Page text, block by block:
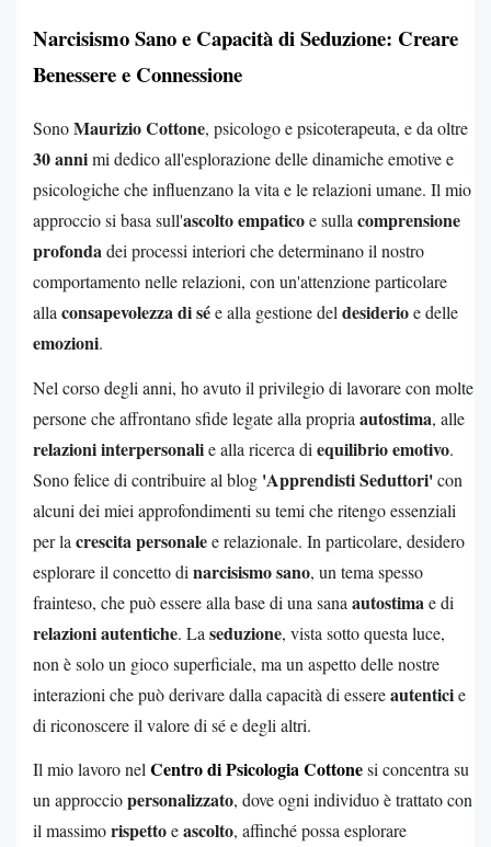
Narcisismo Sano e Capacità di Seduzione: Creare
Benessere e Connessione
SonoMaurizio Cottone, psicologo e psicoterapeuta, e da oltre
30 annimi dedico all'esplorazione delle dinamiche emotive e
psicologiche che influenzano la vita e le relazioni umane. Il mio
approccio si basa sull'ascolto empaticoe sulla comprensione
profondadei processi interiori che determinano il nostro
comportamento nelle relazioni, con un'attenzione particolare
alla consapevolezza di sée alla gestione del desiderioe delle
emozioni.
Nel corso degli anni, ho avuto il privilegio di lavorare con molte
persone che affrontano sfide legate alla propria autostima, alle
relazioni interpersonalie alla ricerca di equilibrio emotivo.
Sono felice di contribuire al blog 'Apprendisti Seduttori'con
alcuni dei miei approfondimenti su temi che ritengo essenziali
per la crescita personalee relazionale. In particolare, desidero
esplorare il concetto di narcisismo sano, un tema spesso
frainteso, che può essere alla base di una sana autostima e di
relazioni autentiche. La seduzione, vista sotto questa luce,
non è solo un gioco superficiale, ma un aspetto delle nostre
interazioni che può derivare dalla capacità di essereautenticie
di riconoscere il valore di sé e degli altri.
Il mio lavoro nelCentro di Psicologia Cottonesi concentra su
un approcciopersonalizzato, dove ogni individuo è trattato con
il massimorispettoeascolto, affinché possa esplorare